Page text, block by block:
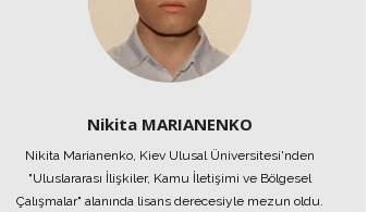
Nikita MARIANENKO
Nikita Marianenko, Kiev Ulusal Üniversitesi'nden
"Uluslararası İlişkiler, Kamu İletişimi ve Bölgesel
Çalışmalar" alanında lisans derecesiyle mezun oldu.